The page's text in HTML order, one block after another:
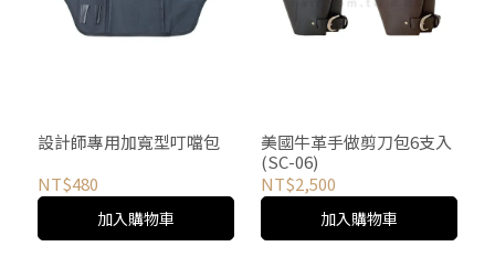
設計師專用加寬型叮噹包
NT$480
加入購物車
美國牛革手做剪刀包6支入
(SC-06)
NT$2,500
加入購物車